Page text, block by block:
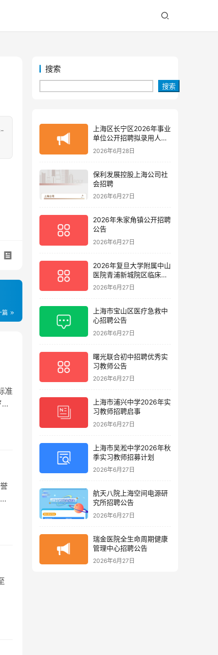
篇
准
搜索
搜索
上海区长宁区2026年事业
单位公开招聘拟录用人员
公示(第三批)
2026年6月28日
保利发展控股上海公司社
会招聘
2026年6月27日
2026年朱家角镇公开招聘
公告
2026年6月27日
2026年复旦大学附属中山
医院青浦新城院区临床护
理岗位招聘启事
2026年6月27日
上海市宝山区医疗急救中
心招聘公告
2026年6月27日
曙光联合初中招聘优秀实
习教师公告
2026年6月27日
上海市浦兴中学2026年实
习教师招聘启事
2026年6月27日
上海市吴淞中学2026年秋
季实习教师招募计划
2026年6月27日
航天八院上海空间电源研
究所招聘公告
2026年6月27日
瑞金医院全生命周期健康
管理中心招聘公告
2026年6月27日